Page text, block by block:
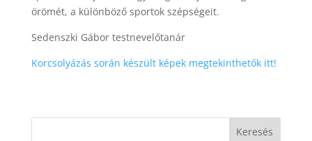
örömét, a különböző sportok szépségeit.
Sedenszki Gábor testnevelőtanár
Korcsolyázás során készült képek megtekinthetők itt!